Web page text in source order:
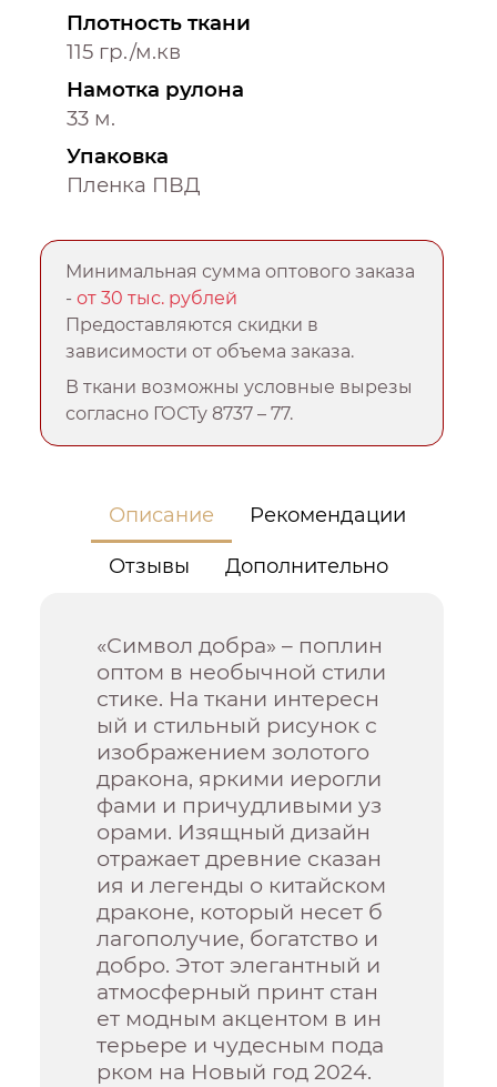
Плотность ткани
115 гр./м.кв
Намотка рулона
33 м.
Упаковка
Пленка ПВД
Минимальная сумма оптового заказа
-от 30 тыс. рублей
Предоставляются скидки в
зависимости от объема заказа.
В ткани возможны условные вырезы
согласно ГОСТу 8737 – 77.
Описание Рекомендации
Отзывы Дополнительно
«Символ добра» – поплин
оптом в необычной стили
стике. На ткани интересн
ый и стильный рисунок с
изображением золотого
дракона, яркими иерогли
фами и причудливыми уз
орами. Изящный дизайн
отражает древние сказан
ия и легенды о китайском
драконе, который несет б
лагополучие, богатство и
добро. Этот элегантный и
атмосферный принт стан
ет модным акцентом в ин
терьере и чудесным пода
рком на Новый год 2024.